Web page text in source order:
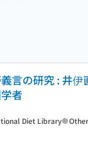
言の研究 : 井伊
者
Diet Library